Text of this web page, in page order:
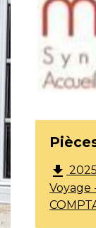
file_download
Voyage